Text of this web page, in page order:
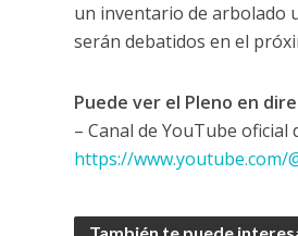
un inventario de arbolado
serán debatidos en el
Puede ver el Pleno en
– Canal de YouTube oficial
https://www.youtube.com/